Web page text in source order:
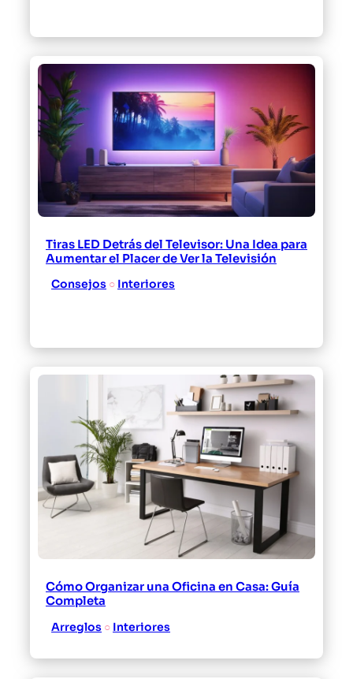
Tiras LED Detrás del Televisor: Una Idea para
Aumentar el Placer de Ver la Televisión
Consejos ○ Interiores
Cómo Organizar una Oficina en Casa: Guía
Completa
Arreglos ○ Interiores